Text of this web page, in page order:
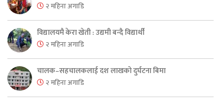
२ महिना अगाडि
विद्यालयमै केरा खेती : उद्यमी बन्दै विद्यार्थी
२ महिना अगाडि
चालक–सहचालकलाई दश लाखको दुर्घटना बिमा
२ महिना अगाडि